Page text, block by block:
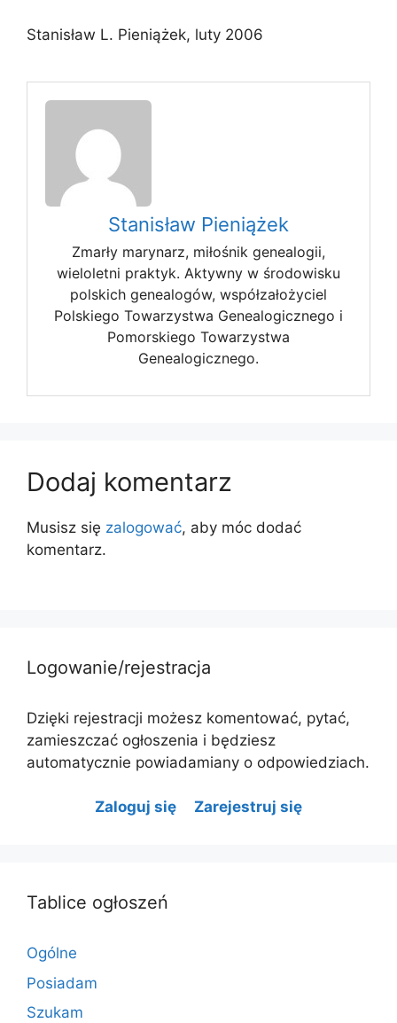
Stanisław L. Pieniążek, luty 2006
Stanisław Pieniążek
Zmarły marynarz, miłośnik genealogii,
wieloletni praktyk. Aktywny w środowisku
polskich genealogów, współzałożyciel
Polskiego Towarzystwa Genealogicznego i
Pomorskiego Towarzystwa
Genealogicznego.
Dodaj komentarz
Musisz się zalogować, aby móc dodać
komentarz.
Logowanie/rejestracja
Dzięki rejestracji możesz komentować, pytać,
zamieszczać ogłoszenia i będziesz
automatycznie powiadamiany o odpowiedziach.
Zaloguj się Zarejestruj się
Tablice ogłoszeń
Ogólne
Posiadam
Szukam